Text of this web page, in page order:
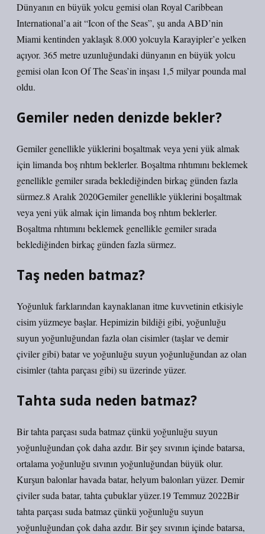
Dünyanın en büyük yolcu gemisi olan Royal Caribbean
International’a ait “Icon of the Seas”, şu anda ABD’nin
Miami kentinden yaklaşık 8.000 yolcuyla Karayipler’e yelken
açıyor. 365 metre uzunluğundaki dünyanın en büyük yolcu
gemisi olan Icon Of The Seas’in inşası 1,5 milyar pounda mal
oldu.
Gemiler neden denizde bekler?
Gemiler genellikle yüklerini boşaltmak veya yeni yük almak
için limanda boş rıhtım beklerler. Boşaltma rıhtımını beklemek
genellikle gemiler sırada beklediğinden birkaç günden fazla
sürmez.8 Aralık 2020Gemiler genellikle yüklerini boşaltmak
veya yeni yük almak için limanda boş rıhtım beklerler.
Boşaltma rıhtımını beklemek genellikle gemiler sırada
beklediğinden birkaç günden fazla sürmez.
Taş neden batmaz?
Yoğunluk farklarından kaynaklanan itme kuvvetinin etkisiyle
cisim yüzmeye başlar. Hepimizin bildiği gibi, yoğunluğu
suyun yoğunluğundan fazla olan cisimler (taşlar ve demir
çiviler gibi) batar ve yoğunluğu suyun yoğunluğundan az olan
cisimler (tahta parçası gibi) su üzerinde yüzer.
Tahta suda neden batmaz?
Bir tahta parçası suda batmaz çünkü yoğunluğu suyun
yoğunluğundan çok daha azdır. Bir şey sıvının içinde batarsa,
ortalama yoğunluğu sıvının yoğunluğundan büyük olur.
Kurşun balonlar havada batar, helyum balonları yüzer. Demir
çiviler suda batar, tahta çubuklar yüzer.19 Temmuz 2022Bir
tahta parçası suda batmaz çünkü yoğunluğu suyun
yoğunluğundan çok daha azdır. Bir şey sıvının içinde batarsa,